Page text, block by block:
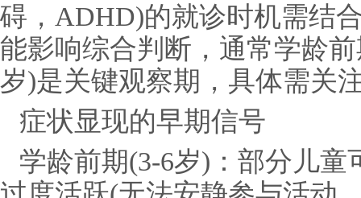
碍，ADHD)的就诊时机需结
能影响综合判断，通常学龄
岁)是关键观察期，具体需关
症状显现的早期信号
学龄前期(3-6岁)：部分儿